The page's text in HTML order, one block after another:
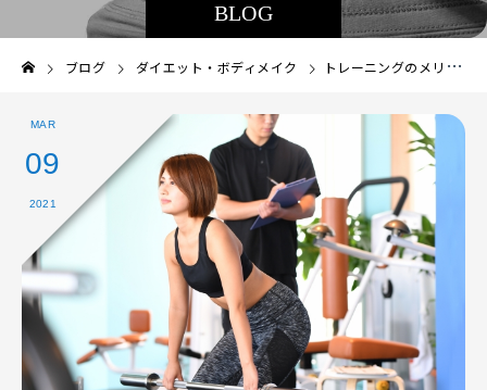
BLOG
ブログ ダイエット・ボディメイク トレーニングのメリット
MAR
09
2021